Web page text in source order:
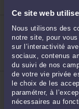
Ce site web
Nous utilisons des
notre site, pour
sur l’interactivité
sociaux, contenus
du suivi de nos
de votre vie privée
le choix de les
paramétrer, à
nécessaires au
29
ME
7
ME
13